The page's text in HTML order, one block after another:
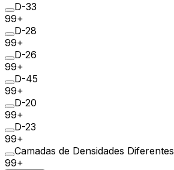
D-33
99+
D-28
99+
D-26
99+
D-45
99+
D-20
99+
D-23
99+
Camadas de Densidades Diferentes
99+